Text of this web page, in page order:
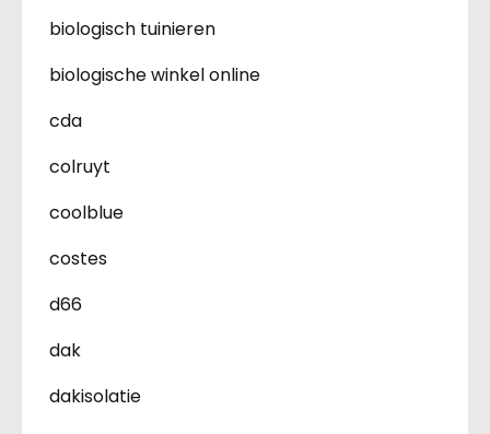
biologisch tuinieren
biologische winkel online
cda
colruyt
coolblue
costes
d66
dak
dakisolatie